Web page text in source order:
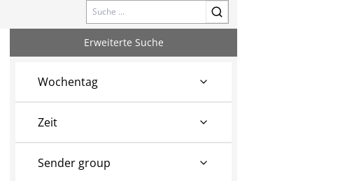
Search
Erweiterte Suche
Wochentag
Zeit
Sender group